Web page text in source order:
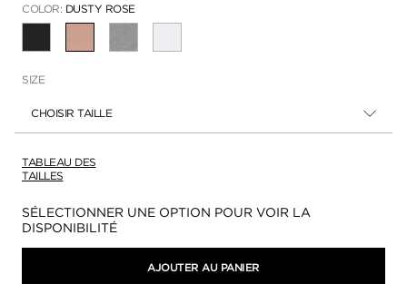
COLOR: DUSTY ROSE
SIZE
CHOISIR TAILLE
TABLEAU DES
TAILLES
Disponibilité:
SÉLECTIONNER UNE OPTION POUR VOIR LA
DISPONIBILITÉ
AJOUTER AU PANIER